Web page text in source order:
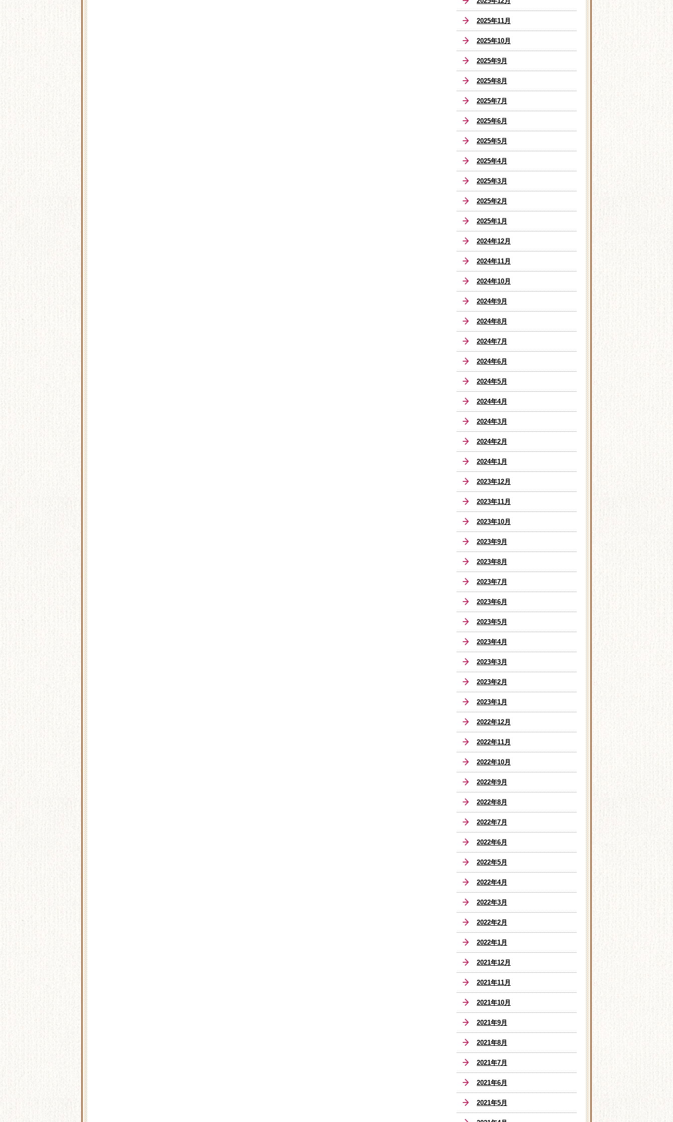
2025年11月
2025年10月
2025年9月
2025年8月
2025年7月
2025年6月
2025年5月
2025年4月
2025年3月
2025年2月
2025年1月
2024年12月
2024年11月
2024年10月
2024年9月
2024年8月
2024年7月
2024年6月
2024年5月
2024年4月
2024年3月
2024年2月
2024年1月
2023年12月
2023年11月
2023年10月
2023年9月
2023年8月
2023年7月
2023年6月
2023年5月
2023年4月
2023年3月
2023年2月
2023年1月
2022年12月
2022年11月
2022年10月
2022年9月
2022年8月
2022年7月
2022年6月
2022年5月
2022年4月
2022年3月
2022年2月
2022年1月
2021年12月
2021年11月
2021年10月
2021年9月
2021年8月
2021年7月
2021年6月
2021年5月